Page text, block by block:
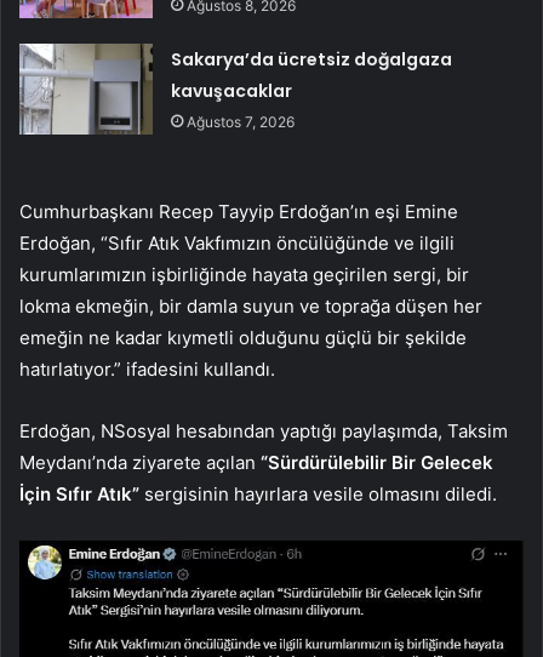
Ağustos 8, 2026
Sakarya’da ücretsiz doğalgaza
kavuşacaklar
Ağustos 7, 2026
Cumhurbaşkanı Recep Tayyip Erdoğan’ın eşi Emine
Erdoğan, “Sıfır Atık Vakfımızın öncülüğünde ve ilgili
kurumlarımızın işbirliğinde hayata geçirilen sergi, bir
lokma ekmeğin, bir damla suyun ve toprağa düşen her
emeğin ne kadar kıymetli olduğunu güçlü bir şekilde
hatırlatıyor.” ifadesini kullandı.
Erdoğan, NSosyal hesabından yaptığı paylaşımda, Taksim
Meydanı’nda ziyarete açılan “Sürdürülebilir Bir Gelecek
İçin Sıfır Atık” sergisinin hayırlara vesile olmasını diledi.